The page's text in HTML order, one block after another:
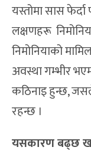
यस्तोमा सास
लक्षणहरू
निमोनियाको
अवस्था गम्भीर
कठिनाइ हुन्छ,
रहन्छ ।
यसकारण बढ्छ